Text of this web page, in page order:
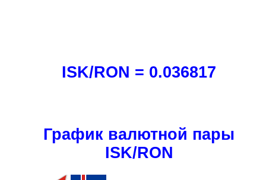
ISK/RON = 0.036817
График валютной пары
ISK/RON